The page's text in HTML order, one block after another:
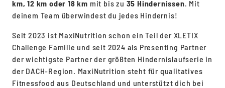
km, 12 km oder 18 km mit bis zu 35 Hindernissen . Mit
deinem Team überwindest du jedes Hindernis!
Seit 2023 ist MaxiNutrition schon ein Teil der XLETIX
Challenge Familie und seit 2024 als Presenting Partner
der wichtigste Partner der größten Hindernislaufserie in
der DACH-Region. MaxiNutrition steht für qualitatives
Fitnessfood aus Deutschland und unterstützt dich bei